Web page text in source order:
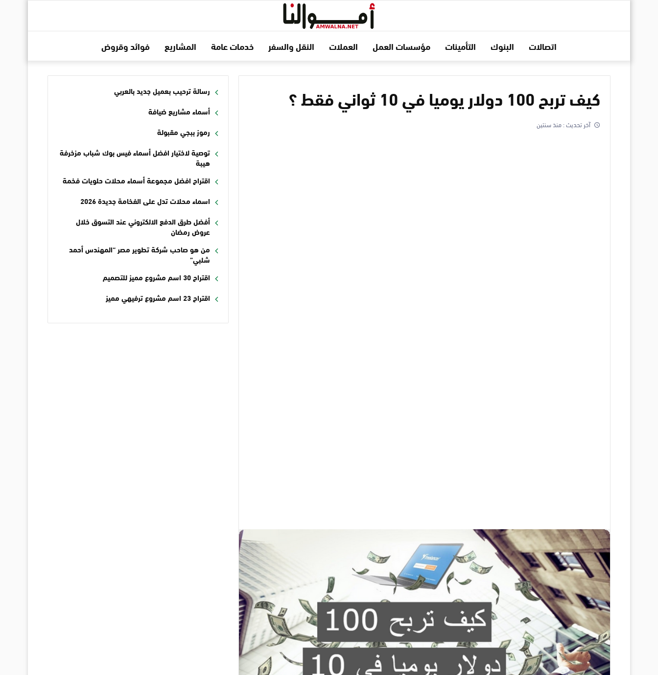
اتصالات البنوك التأمينات مؤسسات العمل العملات النقل والسفر خدمات عامة المشاريع فوائد وقروض
كيف تربح 100 دولار يوميا في 10 ثواني فقط ؟
آخر تحديث :منذ سنتين
رسالة ترحيب بعميل جديد بالعربي
أسماء مشاريع ضيافة
رموز ببجي مقبولة
توصية لاختيار افضل أسماء فيس بوك شباب مزخرفة
هيبة
اقتراح افضل مجموعة أسماء محلات حلويات فخمة
اسماء محلات تدل على الفخامة جديدة 2026
أفضل طرق الدفع الالكتروني عند التسوق خلال
عروض رمضان
من هو صاحب شركة تطوير مصر “المهندس أحمد
شلبي”
اقتراح 30 اسم مشروع مميز للتصميم
اقتراح 23 اسم مشروع ترفيهي مميز